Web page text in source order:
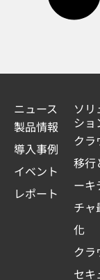
ニュース
製品情報
導入事例
イベント
レポート
ソリ
ショ
クラ
移行
ーキ
チャ
化
クラ
セキ